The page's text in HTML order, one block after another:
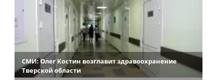
СМИ: Олег Костин возглавит здравоохранение
Тверской области